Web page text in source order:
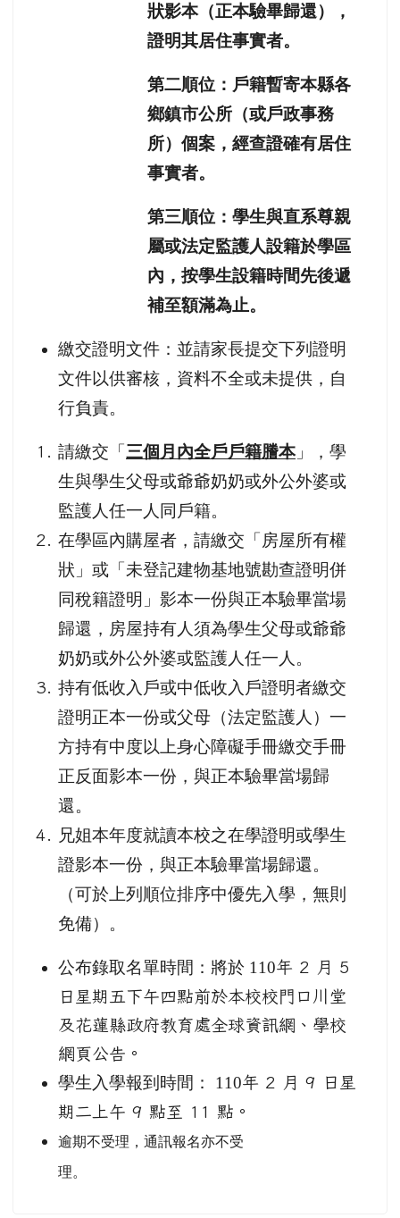
狀影本（正本驗畢歸還），
證明其居住事實者。
第二順位：戶籍暫寄本縣各
鄉鎮市公所（或戶政事務
所）個案，經查證確有居住
事實者。
第三順位：學生與直系尊親
屬或法定監護人設籍於學區
內，按學生設籍時間先後遞
補至額滿為止。
繳交證明文件：並請家長提交下列證明
文件以供審核，資料不全或未提供，自
行負責。
請繳交「 三個月內全戶戶籍謄本 」，學
生與學生父母或爺爺奶奶或外公外婆或
監護人任一人同戶籍。
在學區內購屋者，請繳交「房屋所有權
狀」或「未登記建物基地號勘查證明併
同稅籍證明」影本一份與正本驗畢當場
歸還，房屋持有人須為學生父母或爺爺
奶奶或外公外婆或監護人任一人。
持有低收入戶或中低收入戶證明者繳交
證明正本一份或父母（法定監護人）一
方持有中度以上身心障礙手冊繳交手冊
正反面影本一份，與正本驗畢當場歸
還。
兄姐本年度就讀本校之在學證明或學生
證影本一份，與正本驗畢當場歸還。
（可於上列順位排序中優先入學，無則
免備）。
公布錄取名單時間：將於 110年 2 月 5
日星期五下午四點前於本校校門口川堂
及花蓮縣政府教育處全球資訊網、學校
網頁公告。
學生入學報到時間： 110年 2 月 9 日星
期二上午 9 點至 11 點。
逾期不受理，通訊報名亦不受
理。